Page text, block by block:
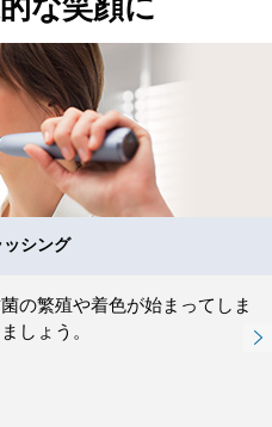
な笑顔に
ッシング
の繁殖や着色が始まってしま
しょう。